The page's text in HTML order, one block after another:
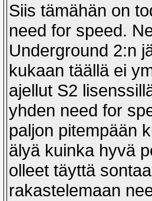
Siis tämähän on
need for speed.
Underground 2:n
kukaan täällä ei
ajellut S2
yhden need for
paljon pitempään
älyä kuinka hyvä
olleet täyttä
rakastelemaan